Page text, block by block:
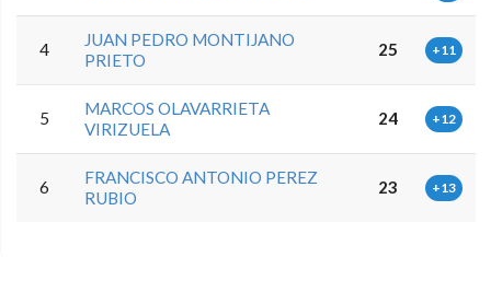
4
JUAN PEDRO MONTIJANO
PRIETO
25 +11
5
MARCOS OLAVARRIETA
VIRIZUELA
24 +12
6
FRANCISCO ANTONIO PEREZ
RUBIO
23 +13